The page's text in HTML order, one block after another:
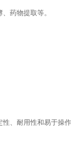
药物提取等。
、耐用性和易于操作